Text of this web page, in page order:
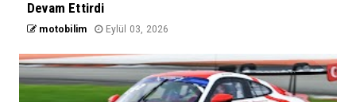
Devam Ettirdi
motobilim Eylül 03, 2026